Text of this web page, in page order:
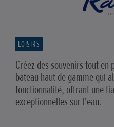
LOISIRS
Créez des souvenirs tout
bateau haut de gamme qui
fonctionnalité, offrant une
exceptionnelles sur l'eau.